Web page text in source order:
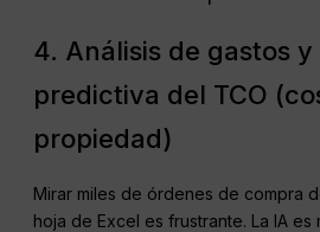
4. Análisis de gastos
predictiva del TCO
propiedad)
Mirar miles de órdenes de compra
hoja de Excel es frustrante. La IA